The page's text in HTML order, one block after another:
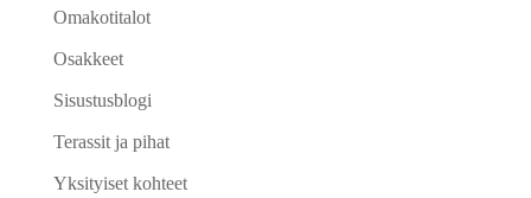
Omakotitalot
Osakkeet
Sisustusblogi
Terassit ja pihat
Yksityiset kohteet